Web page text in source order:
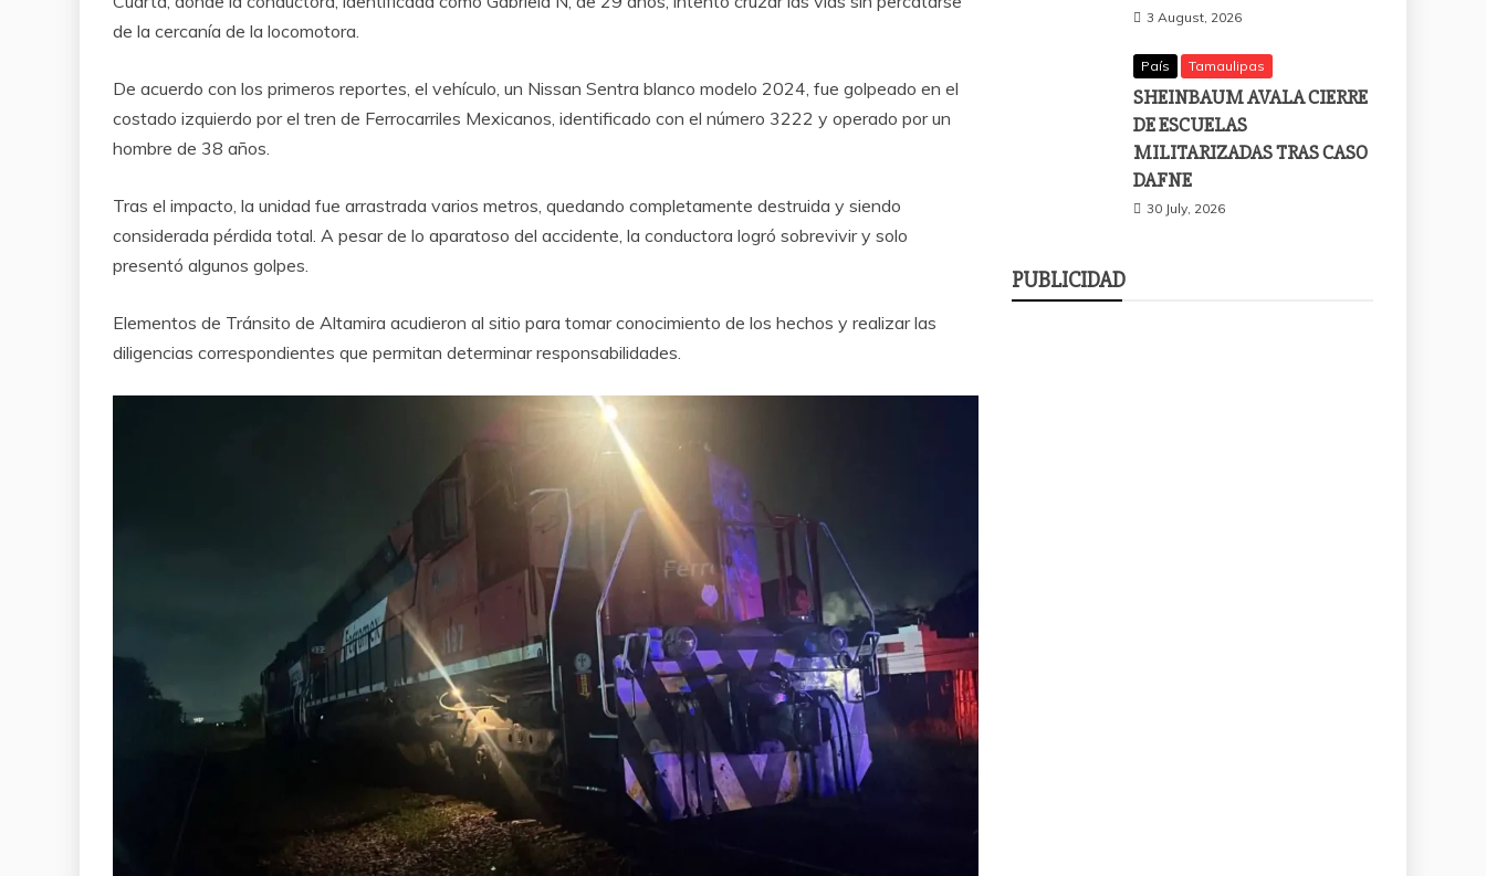
de la cercanía de la locomotora.
De acuerdo con los primeros reportes, el vehículo, un Nissan Sentra blanco modelo 2024, fue golpeado en el
costado izquierdo por el tren de Ferrocarriles Mexicanos, identificado con el número 3222 y operado por un
hombre de 38 años.
Tras el impacto, la unidad fue arrastrada varios metros, quedando completamente destruida y siendo
considerada pérdida total. A pesar de lo aparatoso del accidente, la conductora logró sobrevivir y solo
presentó algunos golpes.
Elementos de Tránsito de Altamira acudieron al sitio para tomar conocimiento de los hechos y realizar las
diligencias correspondientes que permitan determinar responsabilidades.
3 August, 2026
País Tamaulipas
SHEINBAUM AVALA CIERRE
DE ESCUELAS
MILITARIZADAS TRAS CASO
DAFNE
30 July, 2026
PUBLICIDAD